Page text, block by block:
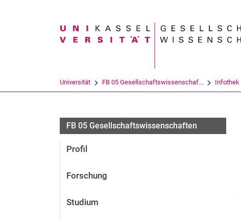
Suchbegriff
Universität FB 05 Gesellschaftswissenschaf... Infothek
FB 05 Gesellschaftswissenschaften
Profil
Forschung
Studium